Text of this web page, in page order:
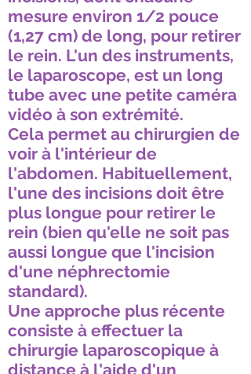
mesure environ 1/2 pouce
(1,27 cm) de long, pour retirer
le rein. L'un des instruments,
le laparoscope, est un long
tube avec une petite caméra
vidéo à son extrémité.
Cela permet au chirurgien de
voir à l'intérieur de
l'abdomen. Habituellement,
l'une des incisions doit être
plus longue pour retirer le
rein (bien qu'elle ne soit pas
aussi longue que l'incision
d'une néphrectomie
standard).
Une approche plus récente
consiste à effectuer la
chirurgie laparoscopique à
distance à l'aide d'un